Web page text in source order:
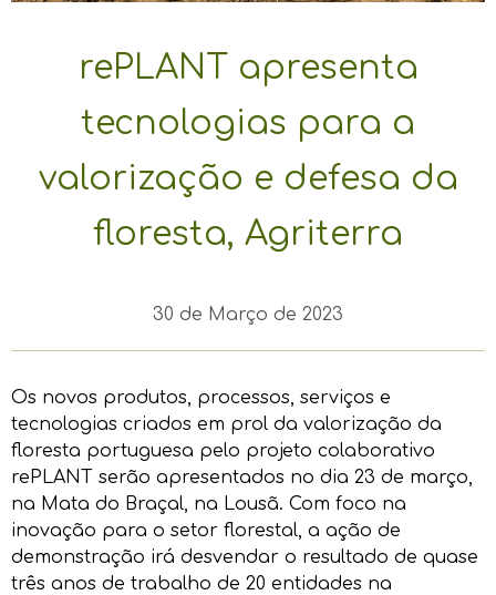
rePLANT apresenta
tecnologias para a
valorização e defesa da
floresta, Agriterra
30 de Março de 2023
Os novos produtos, processos, serviços e
tecnologias criados em prol da valorização da
floresta portuguesa pelo projeto colaborativo
rePLANT serão apresentados no dia 23 de março,
na Mata do Braçal, na Lousã. Com foco na
inovação para o setor florestal, a ação de
demonstração irá desvendar o resultado de quase
três anos de trabalho de 20 entidades na